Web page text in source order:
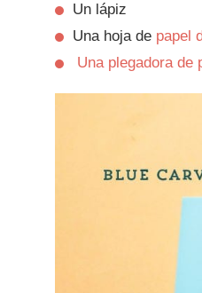
Un lápiz
Una hoja de papel
Una plegadora de